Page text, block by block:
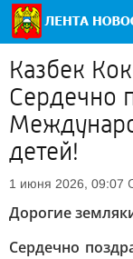
Казбек
Сердечно
детей!
1 июня 2026, 09:07
Дорогие
Сердечно